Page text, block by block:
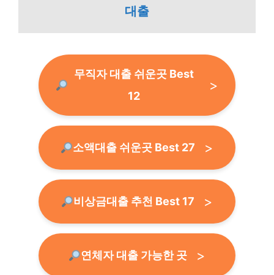
대출
무직자 대출 쉬운곳 Best
12
소액대출 쉬운곳 Best 27
비상금대출 추천 Best 17
연체자 대출 가능한 곳